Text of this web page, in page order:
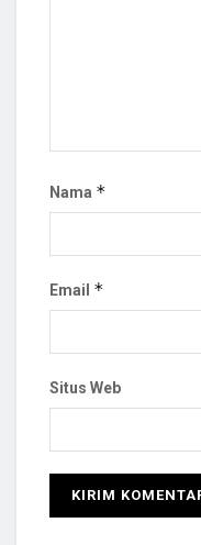
Nama *
Email *
Situs Web